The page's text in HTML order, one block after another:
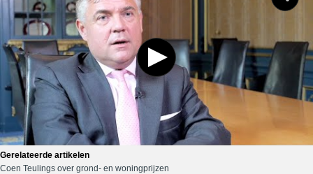
Gerelateerde artikelen
Coen Teulings over grond- en woningprijzen